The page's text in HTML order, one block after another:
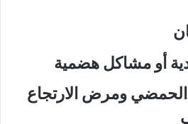
أو مشاكل هضمية
الحمضي ومرض الارتجاع